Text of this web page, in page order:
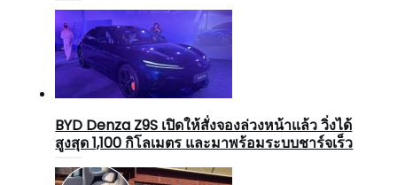
BYD Denza Z9S เปิดให้สั่งจองล่วงหน้าแล้ว วิ่งได้
สูงสุด 1,100 กิโลเมตร และมาพร้อมระบบชาร์จเร็ว